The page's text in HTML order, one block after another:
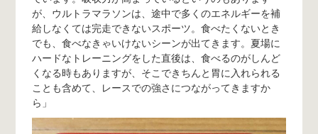
が、ウルトラマラソンは、途中で多くのエネルギーを補
給しなくては完走できないスポーツ。食べたくないとき
でも、食べなきゃいけないシーンが出てきます。夏場に
ハードなトレーニングをした直後は、食べるのがしんど
くなる時もありますが、そこできちんと胃に入れられる
ことも含めて、レースでの強さにつながってきますか
ら」